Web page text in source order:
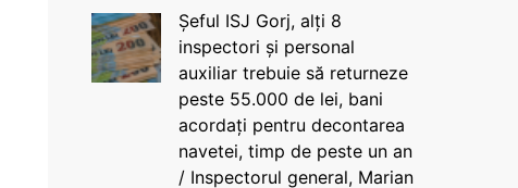
Șeful ISJ Gorj, alți 8
inspectori și personal
auxiliar trebuie să returneze
peste 55.000 de lei, bani
acordați pentru decontarea
navetei, timp de peste un an
/ Inspectorul general, Marian